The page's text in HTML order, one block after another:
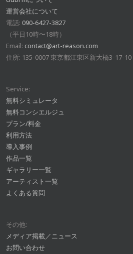
運営会社について
電話: 090-6427-3827
（平日10時〜18時）
Email: contact@art-reason.com
住所: 135-0007 東京都江東区新大橋3-17-10
Service:
無料シミュレータ
無料コンシエルジュ
プラン/料金
利用方法
導入事例
作品一覧
ギャラリー一覧
アーティスト一覧
よくある質問
その他:
メディア掲載／ニュース
お問い合わせ